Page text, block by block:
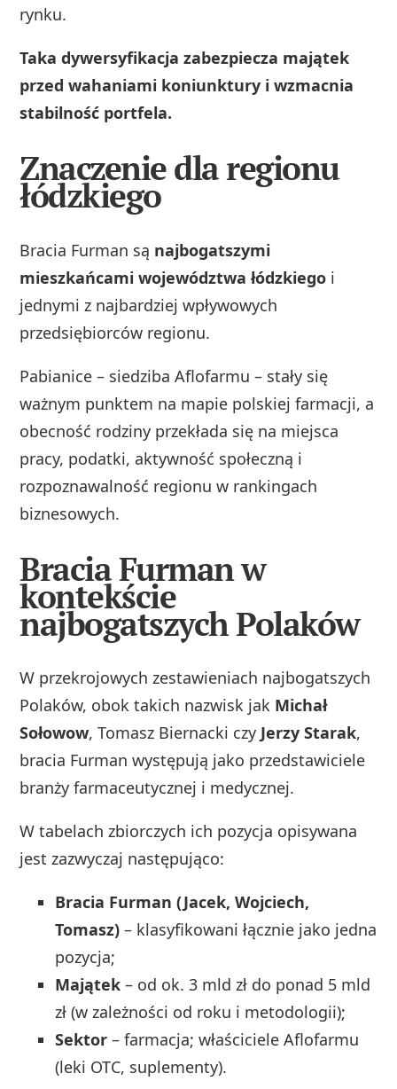
rynku.
Taka dywersyfikacja zabezpiecza majątek
przed wahaniami koniunktury i wzmacnia
stabilność portfela.
Znaczenie dla regionu
łódzkiego
Bracia Furman są najbogatszymi
mieszkańcami województwa łódzkiego i
jednymi z najbardziej wpływowych
przedsiębiorców regionu.
Pabianice – siedziba Aflofarmu – stały się
ważnym punktem na mapie polskiej farmacji, a
obecność rodziny przekłada się na miejsca
pracy, podatki, aktywność społeczną i
rozpoznawalność regionu w rankingach
biznesowych.
Bracia Furman w
kontekście
najbogatszych Polaków
W przekrojowych zestawieniach najbogatszych
Polaków, obok takich nazwisk jak Michał
Sołowow, Tomasz Biernacki czy Jerzy Starak,
bracia Furman występują jako przedstawiciele
branży farmaceutycznej i medycznej.
W tabelach zbiorczych ich pozycja opisywana
jest zazwyczaj następująco:
Bracia Furman (Jacek, Wojciech,
Tomasz) – klasyfikowani łącznie jako jedna
pozycja;
Majątek – od ok. 3 mld zł do ponad 5 mld
zł (w zależności od roku i metodologii);
Sektor – farmacja; właściciele Aflofarmu
(leki OTC, suplementy).